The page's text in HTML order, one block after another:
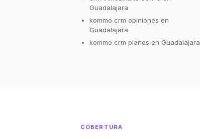
Guadalajara
kommo crm opiniones en
Guadalajara
kommo crm planes en Guadalajara
COBERTURA